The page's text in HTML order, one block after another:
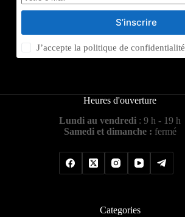
S’inscrire
J’accepte lapolitique de confidentialité
Heures d'ouverture
Lundi au vendredi : 9 h - 19 h
Samedi et dimanche : fermé
Categories